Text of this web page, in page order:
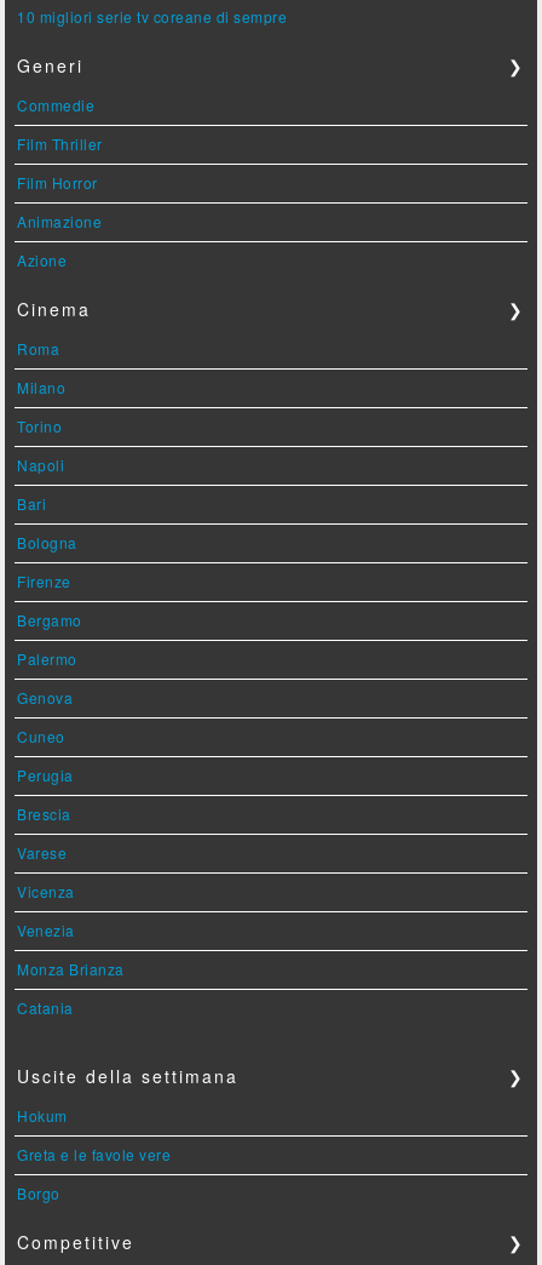
10 migliori serie tv coreane di sempre
Generi ❯
Commedie
Film Thriller
Film Horror
Animazione
Azione
Cinema ❯
Roma
Milano
Torino
Napoli
Bari
Bologna
Firenze
Bergamo
Palermo
Genova
Cuneo
Perugia
Brescia
Varese
Vicenza
Venezia
Monza Brianza
Catania
Uscite della settimana ❯
Hokum
Greta e le favole vere
Borgo
Competitive ❯